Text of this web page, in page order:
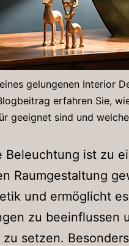
gelungenen Interior
erfahren Sie,
geeignet sind und
Beleuchtung ist zu
Raumgestaltung
und ermöglicht
zu beeinflussen
setzen.